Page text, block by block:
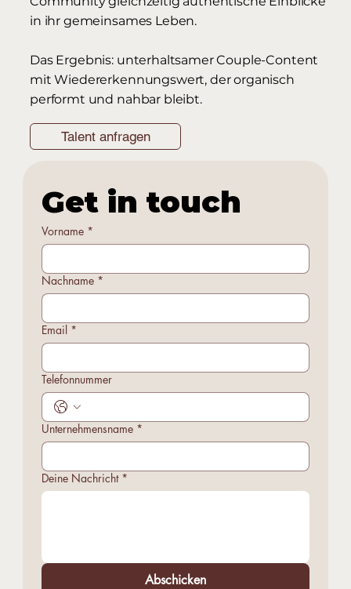
in ihr gemeinsames Leben.
Das Ergebnis: unterhaltsamer Couple-Content
mit Wiedererkennungswert, der organisch
performt und nahbar bleibt.
Talent anfragen
Get in touch
Vorname *
Nachname *
Email *
Telefonnummer
Unternehmensname *
Deine Nachricht *
Abschicken